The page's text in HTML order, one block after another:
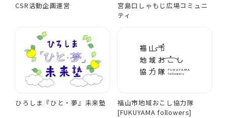
CSR活動企画運営
宮島口しゃもじ広場コミュニ
ティ
ひろしま『ひと・夢』未来塾
福山市地域おこし協力隊
[FUKUYAMA followers]